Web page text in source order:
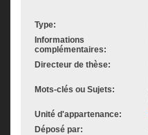
Type:
Informations
complémentaires:
Directeur de thèse:
Mots-clés ou Sujets:
Unité d'appartenance:
Déposé par: